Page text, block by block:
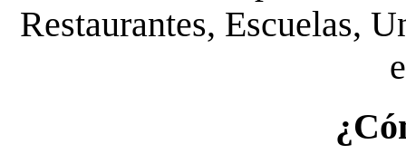
Restaurantes, Escuelas,